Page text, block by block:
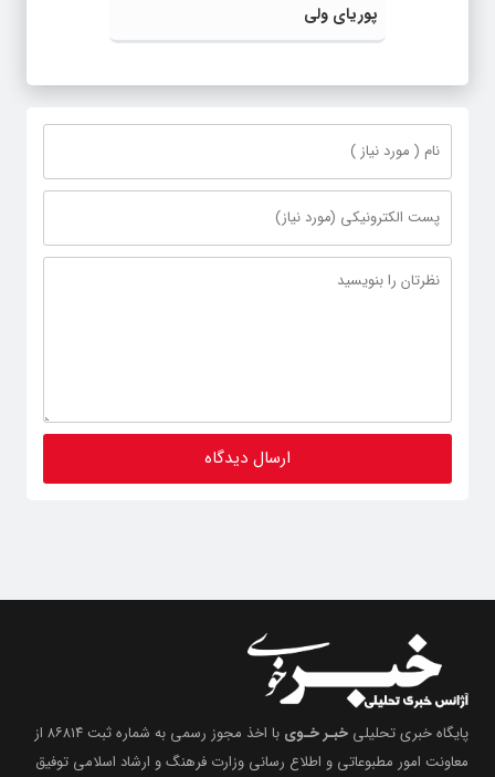
پوریای ولی
پایگاه خبری تحلیلی خبـر خـوی
با اخذ مجوز رسمی به شماره ثبت ۸۶۸۱۴ از
معاونت امور مطبوعاتی و اطلاع رسانی وزارت فرهنگ و ارشاد اسلامی توفیق